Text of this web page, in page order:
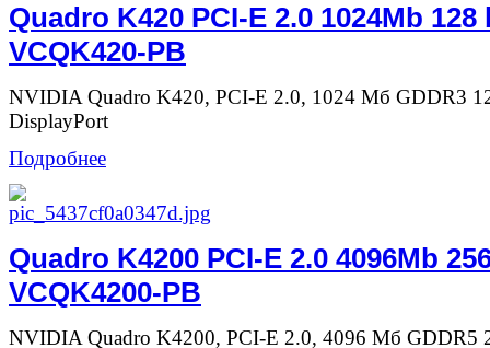
Quadro K420 PCI-E 2.0 1024Mb 128
VCQK420-PB
NVIDIA Quadro K420, PCI-E 2.0, 1024 Мб GDDR3
DisplayPort
Подробнее
Quadro K4200 PCI-E 2.0 4096Mb
VCQK4200-PB
NVIDIA Quadro K4200, PCI-E 2.0, 4096 Мб GDDR5